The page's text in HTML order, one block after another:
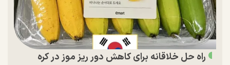
راه حل خلاقانه برای کاهش دور ریز موز در کره